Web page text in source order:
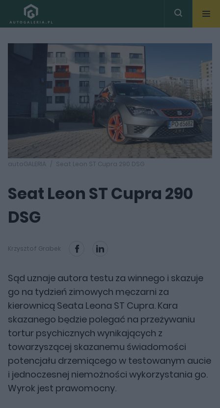
autoGALERIA Seat Leon ST Cupra 290 DSG
Seat Leon ST Cupra 290
DSG
Krzysztof Grabek
Sąd uznaje autora testu za winnego i skazuje
go na tydzień zimowych męczarni za
kierownicą Seata Leona ST Cupra. Kara
skazanego będzie polegać na przeżywaniu
tortur psychicznych wynikających z
towarzyszącej skazanemu świadomości
potencjału drzemiącego w testowanym aucie
i jednoczesnej niemożności wykorzystania go.
Wyrok jest prawomocny.